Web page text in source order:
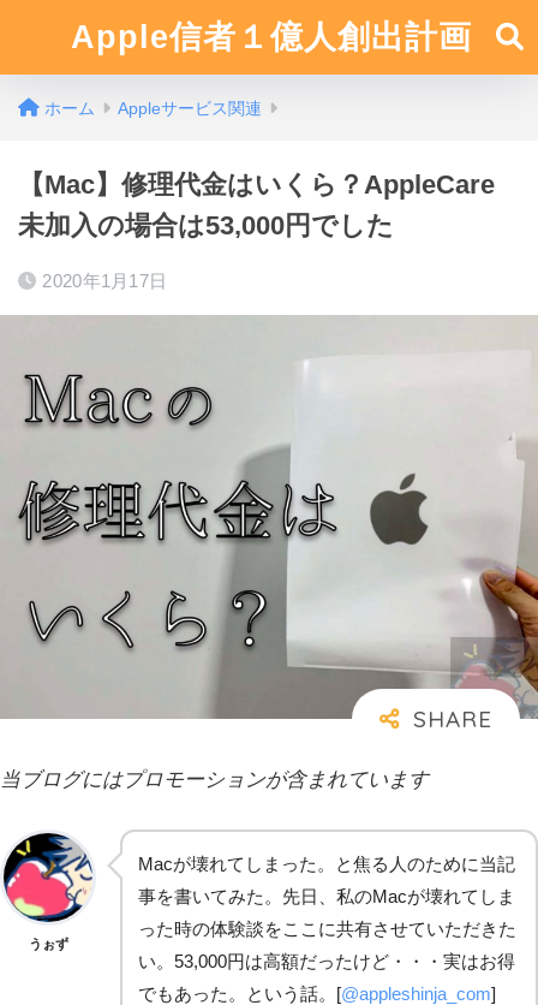
Apple信者１億人創出計画
ホーム Appleサービス関連
【Mac】修理代金はいくら？AppleCare
未加入の場合は53,000円でした
2020年1月17日
当ブログにはプロモーションが含まれています
うぉず
Macが壊れてしまった。と焦る人のために当記
事を書いてみた。先日、私のMacが壊れてしま
った時の体験談をここに共有させていただきた
い。53,000円は高額だったけど・・・実はお得
でもあった。という話。[@appleshinja_com]